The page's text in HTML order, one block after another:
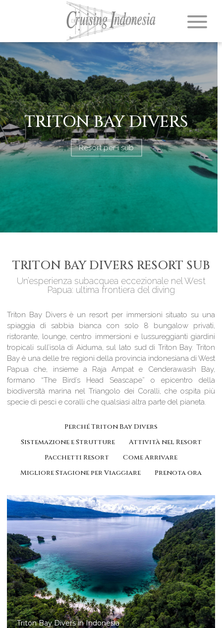
TRITON BAY DIVERS
Resort per i sub
TRITON BAY DIVERS RESORT SUB
Un’esperienza subacquea eccezionale nel West
Papua: ultima frontiera del diving
Triton Bay Divers è un resort per immersioni situato su una
spiaggia di sabbia bianca con solo 8 bungalow privati,
ristorante, lounge, centro immersioni e lussureggianti giardini
tropicali sull’isola di Aiduma, sul lato sud di Triton Bay. Triton
Bay è una delle tre regioni della provincia indonesiana di West
Papua che, insieme a Raja Ampat e Cenderawasih Bay,
formano “The Bird’s Head Seascape” o epicentro della
biodiversità marina nel Triangolo dei Coralli, che ospita più
specie di pesci e coralli che qualsiasi altra parte del pianeta.
Perché Triton Bay Divers
Sistemazione e Strutture
Attività nel Resort
Pacchetti Resort
Come Arrivare
Migliore Stagione per Viaggiare
Prenota ora
Triton Bay Divers: coral reef diving